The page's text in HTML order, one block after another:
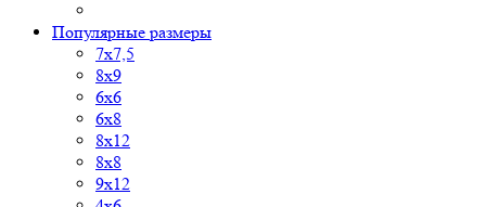
Популярные размеры
7х7,5
8х9
6х6
6х8
8х12
8х8
9х12